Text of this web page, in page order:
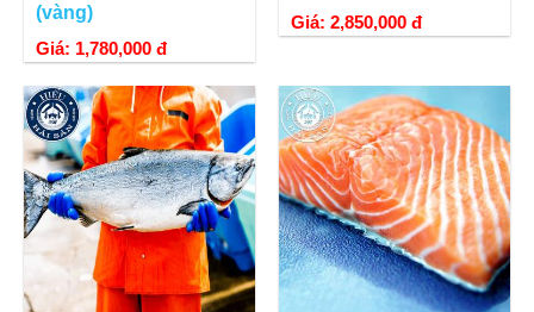
(vàng)
Giá: 1,780,000 đ
Giá: 2,850,000 đ